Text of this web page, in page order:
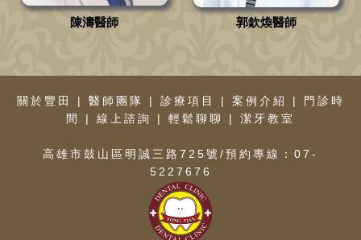
陳濤醫師 郭欽煥醫師
關於豐田 | 醫師團隊 | 診療項目 | 案例介紹 |
門診時
間
| 線上諮詢 | 輕鬆聊聊 | 潔牙教室
高雄市鼓山區明誠三路725號/預約專線：07-
5227676